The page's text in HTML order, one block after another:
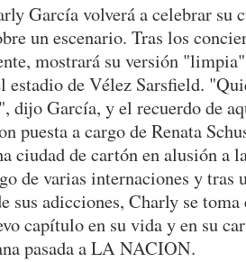
García volverá a celebrar su
un escenario. Tras los
mostrará su versión
estadio de Vélez Sarsfield.
dijo García, y el recuerdo de
puesta a cargo de Renata
ciudad de cartón en alusión a
de varias internaciones y tras
sus adicciones, Charly se toma
capítulo en su vida y en su
pasada a LA NACION.